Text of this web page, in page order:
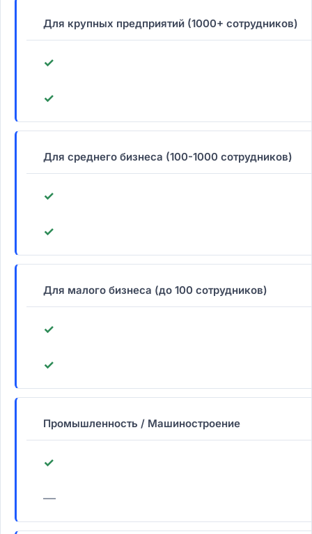
Для крупных предприятий (1000+ сотрудников)
✓
✓
Для среднего бизнеса (100-1000 сотрудников)
✓
✓
Для малого бизнеса (до 100 сотрудников)
✓
✓
Промышленность / Машиностроение
✓
—